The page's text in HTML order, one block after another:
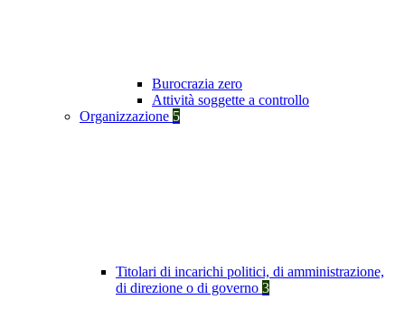
Burocrazia zero
Attività soggette a controllo
Organizzazione 5
Titolari di incarichi politici, di amministrazione,
di direzione o di governo 3